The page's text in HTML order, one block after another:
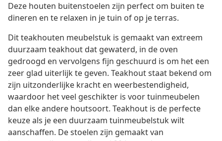
Deze houten buitenstoelen zijn perfect om buiten te
dineren en te relaxen in je tuin of op je terras.
Dit teakhouten meubelstuk is gemaakt van extreem
duurzaam teakhout dat gewaterd, in de oven
gedroogd en vervolgens fijn geschuurd is om het een
zeer glad uiterlijk te geven. Teakhout staat bekend om
zijn uitzonderlijke kracht en weerbestendigheid,
waardoor het veel geschikter is voor tuinmeubelen
dan elke andere houtsoort. Teakhout is de perfecte
keuze als je een duurzaam tuinmeubelstuk wilt
aanschaffen. De stoelen zijn gemaakt van